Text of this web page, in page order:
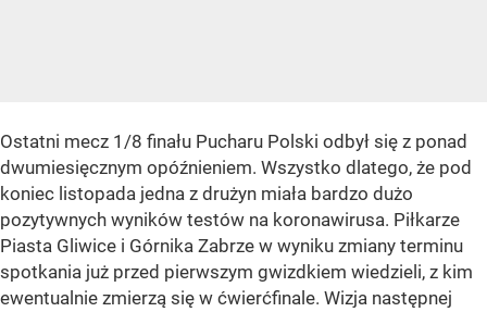
Ostatni mecz 1/8 finału Pucharu Polski odbył się z ponad
dwumiesięcznym opóźnieniem. Wszystko dlatego, że pod
koniec listopada jedna z drużyn miała bardzo dużo
pozytywnych wyników testów na koronawirusa. Piłkarze
Piasta Gliwice i Górnika Zabrze w wyniku zmiany terminu
spotkania już przed pierwszym gwizdkiem wiedzieli, z kim
ewentualnie zmierzą się w ćwierćfinale. Wizja następnej